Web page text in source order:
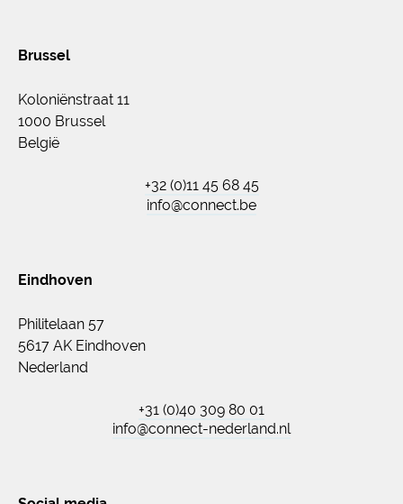
Brussel
Koloniënstraat 11
1000 Brussel
België
+32 (0)11 45 68 45
info@connect.be
Eindhoven
Philitelaan 57
5617 AK Eindhoven
Nederland
+31 (0)40 309 80 01
info@connect-nederland.nl